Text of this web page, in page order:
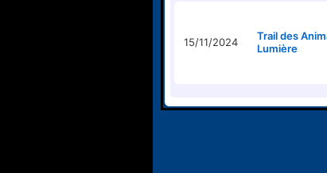
15/11/2024
Trail des
Lumière